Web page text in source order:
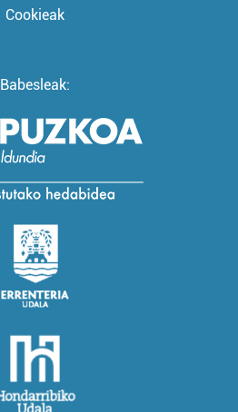
Cookieak
Babesleak: